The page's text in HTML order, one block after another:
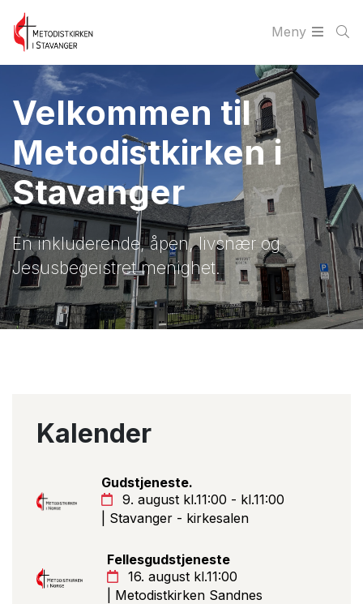
Meny
Velkommen til
Metodistkirken i
Stavanger
En inkluderende, åpen, livsnær og
Jesusbegeistret menighet.
Kalender
Gudstjeneste.
9. august kl.11:00 - kl.11:00
| Stavanger - kirkesalen
Fellesgudstjeneste
16. august kl.11:00
| Metodistkirken Sandnes